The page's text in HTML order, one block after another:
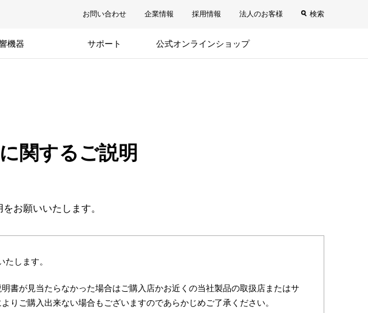
お問い合わせ 企業情報 採用情報 法人のお客様 検索
機器 サポート 公式オンラインショップ
関するご説明
お願いいたします。
します。
書が見当たらなかった場合はご購入店かお近くの当社製品の取扱店またはサ
ご購入出来ない場合もございますのであらかじめご了承ください。